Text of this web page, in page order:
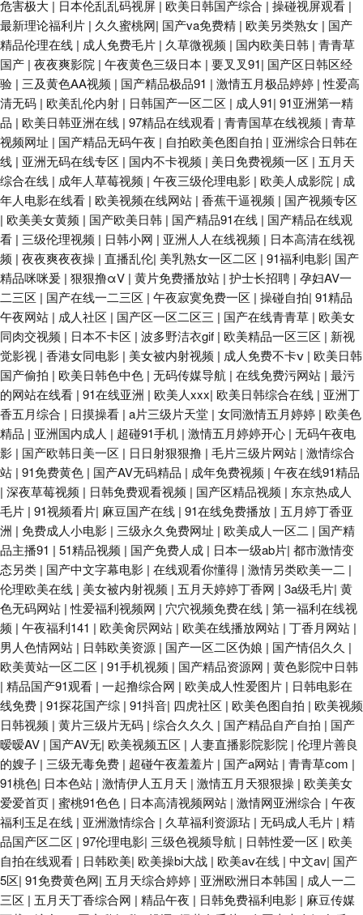
危害极大 | 日本伦乱乱码视屏 | 欧美日韩国产综合 | 操碰视屏观看 |
最新理论福利片 | 久久蜜桃网| 国产va免费精 | 欧美另类熟女 | 国产
精品伦理在线 | 成人免费毛片 | 久草微视频 | 国内欧美日韩 | 青青草
国产 | 夜夜爽影院 | 午夜黄色三级日本 | 要叉叉91| 国产区日韩区经
验 | 三及黄色AA视频 | 国产精品极品91 | 激情五月极品婷婷 |性爱高
清无码 | 欧美乱伦内射 | 日韩国产一区二区 | 成人91| 91亚洲第一精
品 | 欧美日韩亚洲在线 | 97精品在线观看 | 青青国草在线视频 | 青草
视频网址 | 国产精品无码午夜 | 自拍欧美色图自拍 | 亚洲综合日韩在
线 | 亚洲无码在线专区 | 国内不卡视频 | 美日免费视频一区 | 五月天
综合在线 | 成年人草莓视频 | 午夜三级伦理电影 | 欧美人成影院 | 成
年人电影在线看 | 欧美视频在线网站 | 香蕉干逼视频 | 国产视频专区
| 欧美美女黄频 | 国产欧美日韩 | 国产精品91在线 | 国产精品在线观
看 | 三级伦理视频 | 日韩小网 | 亚洲人人在线视频 | 日本高清在线视
频 | 夜夜爽夜夜操 | 直播乱伦| 美乳熟女一区二区 | 91福利电影| 国产
精品咪咪爰 | 狠狠撸αV | 黄片免费播放站 | 护士长招聘 | 孕妇AV一
二三区 | 国产在线一二三区 | 午夜寂寞免费一区 | 操碰自拍| 91精品
午夜网站 | 成人社区 | 国产区一区二区三 | 国产在线青青草 | 欧美女
同肉交视频 | 日本不卡区 | 波多野洁衣gif | 欧美精品一区三区 | 新视
觉影视 | 香港女同电影 | 美女被内射视频 | 成人免费不卡ⅴ | 欧美日韩
国产偷拍 | 欧美日韩色中色 | 无码传媒导航 | 在线免费污网站 | 最污
的网站在线看 | 91在线亚洲 | 欧美人xxx| 欧美日韩综合在线 | 亚洲丁
香五月综合 | 日摸操看 | a片三级片天堂 | 女同激情五月婷婷 | 欧美色
精品 | 亚洲国内成人 | 超碰91手机 | 激情五月婷婷开心 | 无码午夜电
影 | 国产欧韩日美一区 | 日日射狠狠撸 | 毛片三级片网站 | 激情综合
站 | 91免费黄色 | 国产AV无码精品 | 成年免费视频 | 午夜在线91精品
| 深夜草莓视频 | 日韩免费观看视频 | 国产区精品视频 | 东京热成人
毛片 | 91视频看片| 麻豆国产在线 | 91在线免费播放 | 五月婷丁香亚
洲 | 免费成人小电影 | 三级永久免费网址 | 欧美成人一区二 | 国产精
品主播91 | 51精品视频 | 国产免费人成 | 日本一级ab片| 都市激情变
态另类 | 国产中文字幕电影 | 在线观看你懂得 | 激情另类欧美一二 |
伦理欧美在线 | 美女被内射视频 | 五月天婷婷丁香网 | 3a级毛片| 黄
色无码网站 |性爱福利视频网 | 穴穴视频免费在线 | 第一福利在线视
频 | 午夜福利141 | 欧美肏屄网站 | 欧美在线播放网站 | 丁香月网站 |
男人色情网站 | 日韩欧美资源 | 国产一区二区伪娘 | 国产情侣久久 |
欧美黄站一区二区 | 91手机视频 | 国产精品资源网 | 黄色影院中日韩
| 精品国产91观看 | 一起撸综合网 | 欧美成人性爱图片 | 日韩电影在
线免费 | 91探花国产综 | 91抖音| 四虎社区 | 欧美色图自拍 | 欧美视频
日韩视频 | 黄片三级片无码 | 综合久久久 | 国产精品自产自拍 | 国产
暧暧AV | 国产AV无| 欧美视频五区 | 人妻直播影院影院 | 伦理片善良
的嫂子 | 三级无毒免费 | 超碰午夜羞羞片 | 国产a网站 | 青青草com |
91桃色| 日本色站 | 激情伊人五月天 | 激情五月天狠狠操 | 欧美美女
爱爱首页 | 蜜桃91色色 | 日本高清视频网站 | 激情网亚洲综合 | 午夜
福利玉足在线 | 亚洲激情综合 | 久草福利资源玷 | 无码成人毛片 | 精
品国产区二区 | 97伦理电影| 三级色视频导航 | 日韩性爱一区 | 欧美
自拍在线观看 | 日韩欧美| 欧美操bi大战 | 欧美aⅴ在线 | 中文av| 国产
5区| 91免费黄色网| 五月天综合婷婷 | 亚洲欧洲日本韩国 | 成人一二
三区 | 五月天丁香综合网 | 精品午夜 | 日韩免费福利电影 | 麻豆传媒